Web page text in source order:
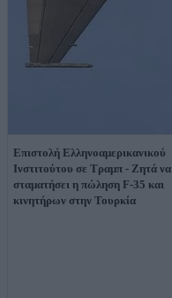
Επιστολή Ελληνοαμερικανικού
Ινστιτούτου σε Τραμπ - Ζητά να
σταματήσει η πώληση F-35 και
κινητήρων στην Τουρκία